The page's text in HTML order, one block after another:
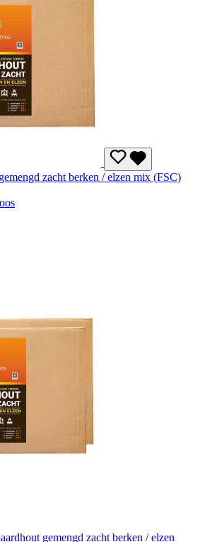
zacht berken / elzen mix (FSC)
gemengd zacht berken / elzen